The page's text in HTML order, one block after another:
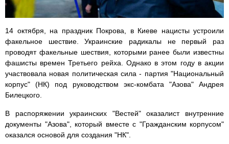
14 октября, на праздник Покрова, в Киеве нацисты устроили
факельное шествие. Украинские радикалы не первый раз
проводят факельные шествия, которыми ранее были известны
фашисты времен Третьего рейха. Однако в этом году в акции
участвовала новая политическая сила - партия "Национальный
корпус" (НК) под руководством экс-комбата "Азова" Андрея
Билецкого.
В распоряжении украинских "Вестей" оказалист внутренние
документы "Азова", который вместе с "Гражданским корпусом"
оказался основой для создания "НК".